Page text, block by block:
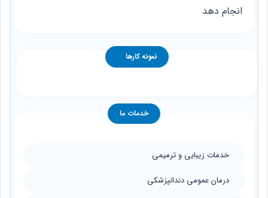
انجام دهد
نمونه کارها
خدمات ما
خدمات زیبایی و ترمیمی
درمان عمومی دندانپزشکی